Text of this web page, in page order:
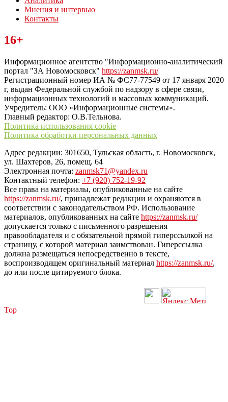
Мнения и интервью
Контакты
Читайте последние новости дня в Тульской области на сайте
“ЗаНовомосковск”
16+
Информационное агентство "Информационно-аналитический
портал "ЗА Новомосковск" https://zanmsk.ru/
Регистрационный номер ИА № ФС77-77549 от 17 января 2020
г, выдан Федеральной службой по надзору в сфере связи,
информационных технологий и массовых коммуникаций.
Учредитель: ООО «Информационные системы».
Главный редактор: О.В.Тельнова.
Политика использования cookie
Политика обработки персональных данных
Адрес редакции: 301650, Тульская область, г. Новомосковск,
ул. Шахтеров, 26, помещ. 64
Электронная почта: zanmsk71@yandex.ru
Контактный телефон: +7 (920) 752-19-92
Все права на материалы, опубликованные на сайте
https://zanmsk.ru/, принадлежат редакции и охраняются в
соответствии с законодательством РФ. Использование
материалов, опубликованных на сайте https://zanmsk.ru/
допускается только с письменного разрешения
правообладателя и с обязательной прямой гиперссылкой на
страницу, с которой материал заимствован. Гиперссылка
должна размещаться непосредственно в тексте,
воспроизводящем оригинальный материал https://zanmsk.ru/,
до или после цитируемого блока.
Top